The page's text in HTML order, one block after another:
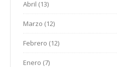
Abril (13)
Marzo (12)
Febrero (12)
Enero (7)